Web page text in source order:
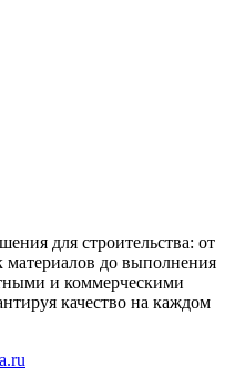
для строительства: от
материалов до выполнения
и коммерческими
качество на каждом